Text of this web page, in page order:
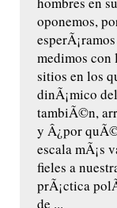
oponemos,
medimos con
sitios en los
dinÃ¡mico
tambiÃ©n,
y Â¿por
escala mÃ¡s
fieles a
prÃ¡ctica
de ...